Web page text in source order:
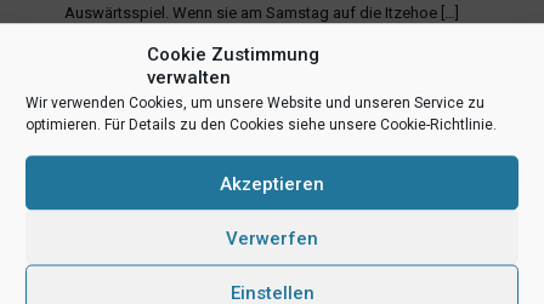
Cookie Zustimmung
verwalten
Wir verwenden Cookies, um unsere Website und unseren Service zu
optimieren. Für Details zu den Cookies siehe unsere Cookie-Richtlinie.
Akzeptieren
Verwerfen
Einstellen
Auswärtsspiel. Wenn sie am Samstag auf die Itzehoe […]